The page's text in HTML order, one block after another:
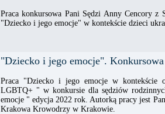
Praca konkursowa Pani Sędzi Anny Cencory z
"Dziecko i jego emocje" w kontekście dzieci
"Dziecko i jego emocje".
Praca "Dziecko i jego emocje w kontekście
LGBTQ+ " w konkursie dla sędziów
emocje " edycja 2022 rok. Autorką pracy jest
Krakowa Krowodrzy w Krakowie.